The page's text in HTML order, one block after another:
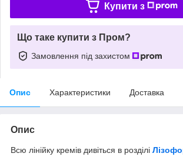
Купити з
Що таке купити з Пром?
Замовлення під захистом
Опис Характеристики Доставка
Опис
Всю лінійку кремів дивіться в розділі